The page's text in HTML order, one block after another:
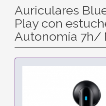
Auriculares
Play con
Autonomía 7h/